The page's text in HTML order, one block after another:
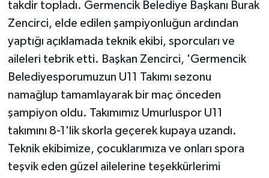
takdir topladı. Germencik Belediye Başkanı Burak
Zencirci, elde edilen şampiyonluğun ardından
yaptığı açıklamada teknik ekibi, sporcuları ve
aileleri tebrik etti. Başkan Zencirci, 'Germencik
Belediyesporumuzun U11 Takımı sezonu
namağlup tamamlayarak bir maç önceden
şampiyon oldu. Takımımız Umurluspor U11
takımını 8-1'lik skorla geçerek kupaya uzandı.
Teknik ekibimize, çocuklarımıza ve onları spora
teşvik eden güzel ailelerine teşekkürlerimi